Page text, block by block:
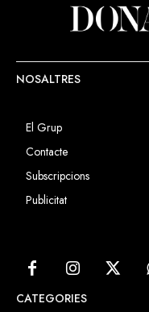
NOSALTRES
El Grup
Contacte
Subscripcions
Publicitat
CATEGORIES